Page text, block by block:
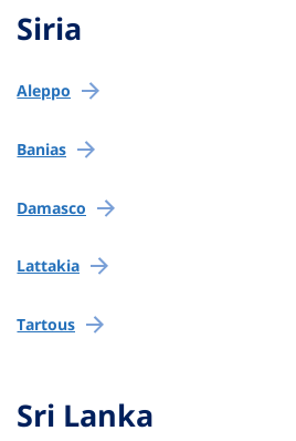
Siria
Aleppo
Banias
Damasco
Lattakia
Tartous
Sri Lanka